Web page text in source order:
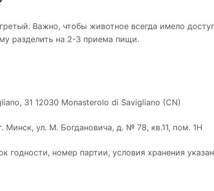
Важно, чтобы животное всегда имело
разделить на 2-3 приема пищи.
31 12030 Monasterolo di Savigliano (CN)
ул. М. Богдановича, д. № 78, кв.11, пом. 1Н
годности, номер партии, условия хранения